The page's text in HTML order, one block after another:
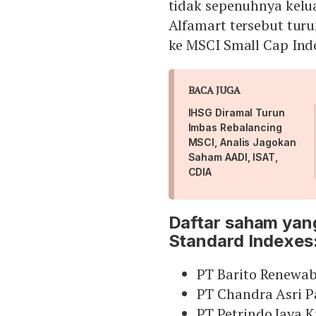
tidak sepenuhnya
Alfamart tersebut
ke MSCI Small Cap
BACA JUGA
IHSG Diramal Turun
Imbas Rebalancing
MSCI, Analis Jagokan
Saham AADI, ISAT,
CDIA
Daftar saham
Standard
PT Barito
PT Chandra Asri